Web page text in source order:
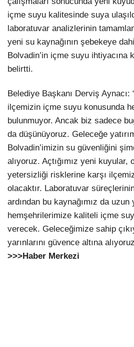
içme suyu kalitesinde suya
laboratuvar analizlerinin
yeni su kaynağının şebekeye
Bolvadin’in içme suyu ihtiyacına
belirtti.
Belediye Başkanı Derviş Aynacı:
ilçemizin içme suyu konusunda
bulunmuyor. Ancak biz sadece
da düşünüyoruz. Geleceğe
Bolvadin’imizin su güvenliğini
alıyoruz. Açtığımız yeni kuyular,
yetersizliği risklerine karşı
olacaktır. Laboratuvar
ardından bu kaynağımız da uzun
hemşehrilerimize kaliteli içme
verecek. Geleceğimize sahip
yarınlarını güvence altına
>>>Haber Merkezi